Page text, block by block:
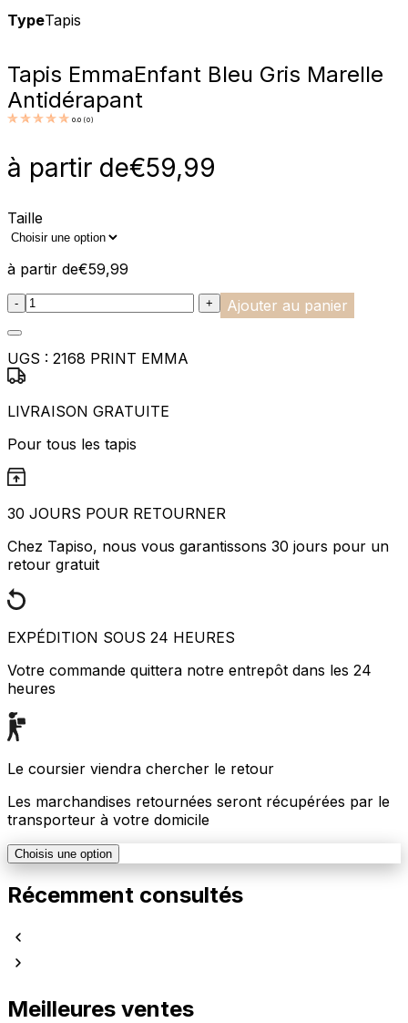
TypeTapis
Tapis EmmaEnfant Bleu Gris Marelle
Antidérapant
0.0 (0)
à partir de€59,99
Taille
à partir de€59,99
:product_name quantity
- + Ajouter au panier
UGS : 2168 PRINT EMMA
LIVRAISON GRATUITE
Pour tous les tapis
30 JOURS POUR RETOURNER
Chez Tapiso, nous vous garantissons 30 jours pour un
retour gratuit
EXPÉDITION SOUS 24 HEURES
Votre commande quittera notre entrepôt dans les 24
heures
Le coursier viendra chercher le retour
Les marchandises retournées seront récupérées par le
transporteur à votre domicile
Choisis une option
Récemment consultés
Meilleures ventes